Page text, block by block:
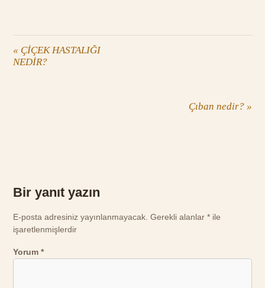
« ÇİÇEK HASTALIĞI
NEDİR?
Çıban nedir? »
Bir yanıt yazın
E-posta adresiniz yayınlanmayacak. Gerekli alanlar* ile
işaretlenmişlerdir
Yorum*